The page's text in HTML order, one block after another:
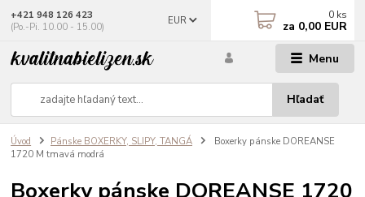
Menu
EUR
Hľadať
+421 948 126 423
(Po.-Pi. 10.00 - 15.00)
0 ks
za 0,00 EUR
Úvod Pánske BOXERKY, SLIPY, TANGÁ
Boxerky pánske DOREANSE
1720 M tmavá modrá
Boxerky pánske DOREANSE 1720